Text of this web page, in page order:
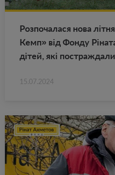
Роз­по­ча­ла­ся нова
Кемп» від Фонду
дітей, які
15.07.2024